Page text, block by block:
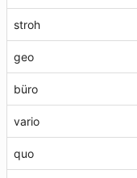
stroh
geo
büro
vario
quo